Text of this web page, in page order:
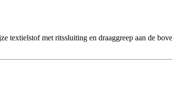
textielstof met ritssluiting en draaggreep aan de